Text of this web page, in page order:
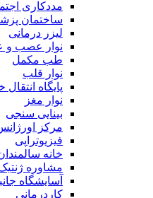
مددکاری
ساختمان
لیزر درمانی
نوار عصب و
طب مکمل
نوار قلب
پایگاه
نوار مغز
بینایی سنجی
مرکز
فیزیوتراپی
خانه
مشاوره
آسایشگاه
کاردرمانی